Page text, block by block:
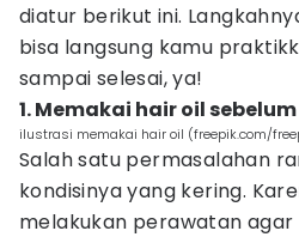
diatur berikut ini.
bisa langsung kamu
sampai selesai, ya!
1. Memakai hair oil
ilustrasi memakai hair oil (freepik.com/
Salah satu permasalahan
kondisinya yang kering.
melakukan perawatan